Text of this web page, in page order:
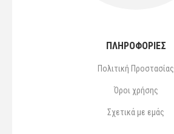
ΠΛΗΡΟΦΟΡΙΕΣ
Πολιτική Προστασίας
Όροι χρήσης
Σχετικά με εμάς